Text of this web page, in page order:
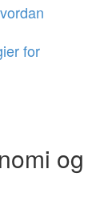
for
og